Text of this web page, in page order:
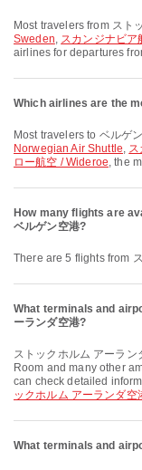
Most travelers from ス
Sweden, スカンジナビ
airlines for departures
Which airlines are the
Most travelers to ベルゲ
Norwegian Air Shuttle,
ロー航空 / Wideroe, the
How many flights are
ベルゲン空港?
There are 5 flights from
What terminals and
ーランダ空港?
ストックホルム アーランダ空港 offers Wheelchair, Duty Free Shop, Nursery
Room and many other
can check detailed
ックホルム アーランダ空
What terminals and